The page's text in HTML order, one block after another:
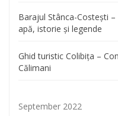
Barajul Stânca-Costești
apă, istorie și legende
Ghid turistic Colibița –
Călimani
September 2022